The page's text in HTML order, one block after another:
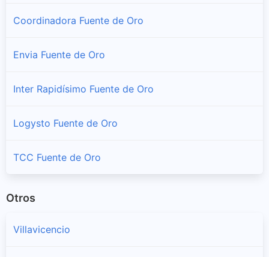
Coordinadora Fuente de Oro
Envia Fuente de Oro
Inter Rapidísimo Fuente de Oro
Logysto Fuente de Oro
TCC Fuente de Oro
Otros
Villavicencio